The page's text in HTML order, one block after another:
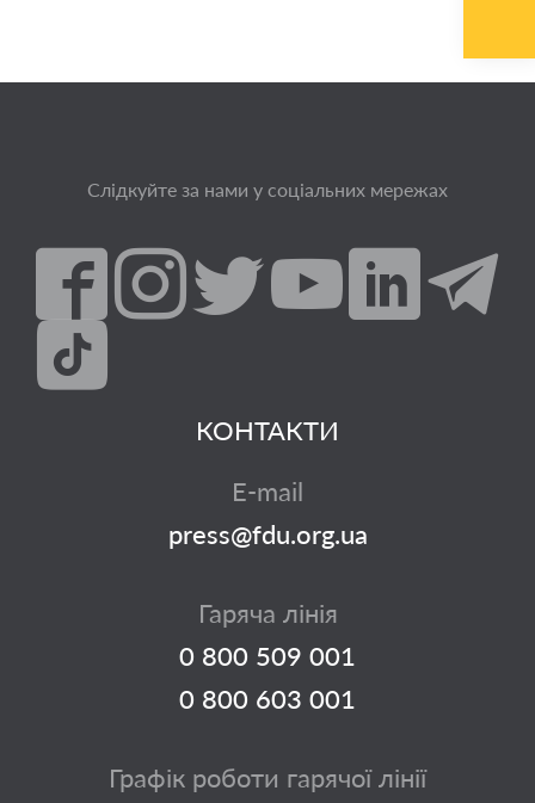
Слідкуйте за нами у соціальних мережах
КОНТАКТИ
E-mail
press@fdu.org.ua
Гаряча лінія
0 800 509 001
0 800 603 001
Графік роботи гарячої лінії